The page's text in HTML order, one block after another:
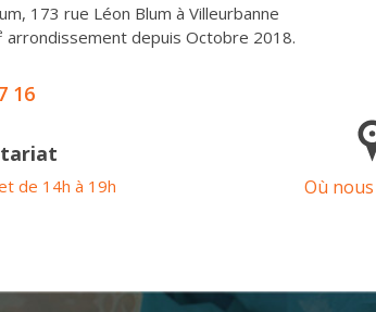
173 rue Léon Blum à Villeurbanne
arrondissement depuis Octobre 2018.
16
de 14h à 19h Où